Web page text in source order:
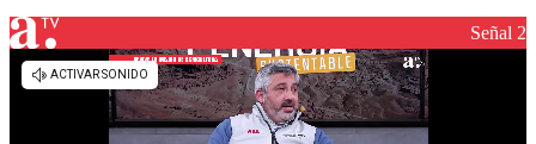
Señal 2